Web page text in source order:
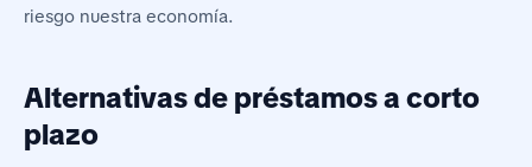
riesgo nuestra economía.
Alternativas de préstamos a corto
plazo